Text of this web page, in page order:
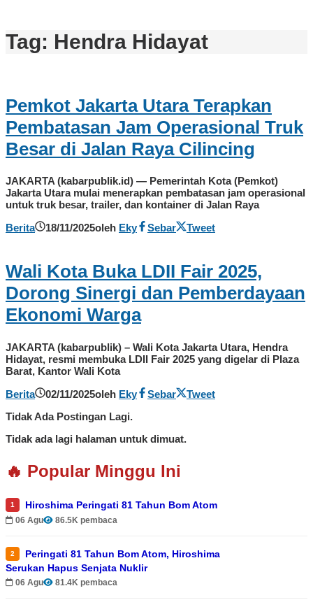
Tag: Hendra Hidayat
Pemkot Jakarta Utara Terapkan
Pembatasan Jam Operasional Truk
Besar di Jalan Raya Cilincing
JAKARTA (kabarpublik.id) — Pemerintah Kota (Pemkot)
Jakarta Utara mulai menerapkan pembatasan jam operasional
untuk truk besar, trailer, dan kontainer di Jalan Raya
Berita
18/11/2025oleh Eky Sebar Tweet
Wali Kota Buka LDII Fair 2025,
Dorong Sinergi dan Pemberdayaan
Ekonomi Warga
JAKARTA (kabarpublik) – Wali Kota Jakarta Utara, Hendra
Hidayat, resmi membuka LDII Fair 2025 yang digelar di Plaza
Barat, Kantor Wali Kota
Berita
02/11/2025oleh Eky Sebar
Tweet
Tidak Ada Postingan Lagi.
Tidak ada lagi halaman untuk dimuat.
🔥 Popular Minggu Ini
1 Hiroshima Peringati 81 Tahun Bom Atom
06 Agu 86.5K pembaca
2
Peringati 81 Tahun Bom Atom, Hiroshima
Serukan Hapus Senjata Nuklir
06 Agu 81.4K pembaca